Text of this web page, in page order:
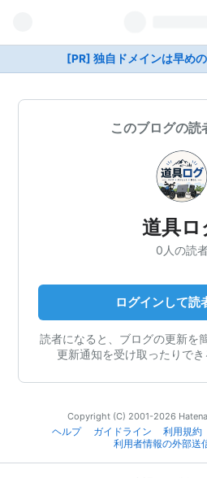
[PR] 独自ドメインは早め
このブログの読
道具ロ
0人の読
ログインして読
読者になると、ブログの更新を
更新通知を受け取ったりでき
Copyright (C) 2001-2026
ヘルプ
ガイドライン 利用規約
利用者情報の外部送